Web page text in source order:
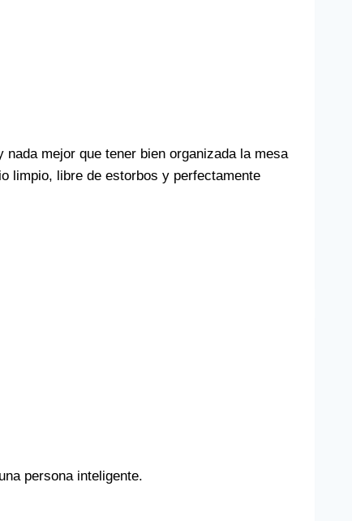
mejor que tener bien organizada la mesa
limpio, libre de estorbos y perfectamente
persona inteligente.